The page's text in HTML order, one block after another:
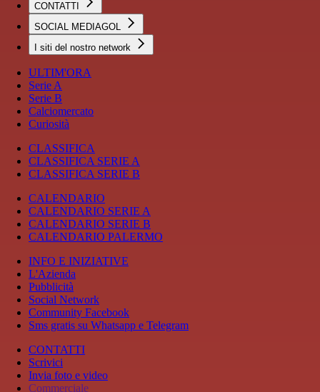
CONTATTI
SOCIAL MEDIAGOL
I siti del nostro network
ULTIM'ORA
Serie A
Serie B
Calciomercato
Curiosità
CLASSIFICA
CLASSIFICA SERIE A
CLASSIFICA SERIE B
CALENDARIO
CALENDARIO SERIE A
CALENDARIO SERIE B
CALENDARIO PALERMO
INFO E INIZIATIVE
L'Azienda
Pubblicità
Social Network
Community Facebook
Sms gratis su Whatsapp e Telegram
CONTATTI
Scrivici
Invia foto e video
Commerciale